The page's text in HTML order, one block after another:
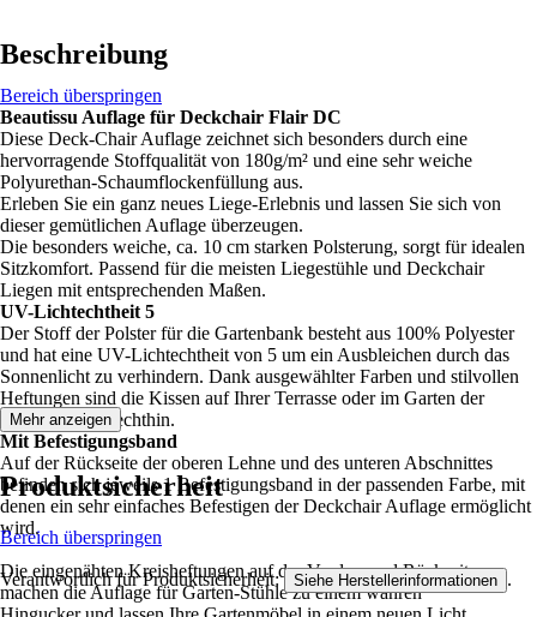
Beschreibung
Bereich überspringen
Beautissu Auflage für Deckchair Flair DC
Diese Deck-Chair Auflage zeichnet sich besonders durch eine
hervorragende Stoffqualität von 180g/m² und eine sehr weiche
Polyurethan-Schaumflockenfüllung aus.
Erleben Sie ein ganz neues Liege-Erlebnis und lassen Sie sich von
dieser gemütlichen Auflage überzeugen.
Die besonders weiche, ca. 10 cm starken Polsterung, sorgt für idealen
Sitzkomfort. Passend für die meisten Liegestühle und Deckchair
Liegen mit entsprechenden Maßen.
UV-Lichtechtheit 5
Der Stoff der Polster für die Gartenbank besteht aus 100% Polyester
und hat eine UV-Lichtechtheit von 5 um ein Ausbleichen durch das
Sonnenlicht zu verhindern. Dank ausgewählter Farben und stilvollen
Heftungen sind die Kissen auf Ihrer Terrasse oder im Garten der
Hingucker schlechthin.
Mit Befestigungsband
Auf der Rückseite der oberen Lehne und des unteren Abschnittes
befinden sich jeweils 1 Befestigungsband in der passenden Farbe, mit
denen ein sehr einfaches Befestigen der Deckchair Auflage ermöglicht
wird.
Die eingenähten Kreisheftungen auf der Vorder- und Rückseite
machen die Auflage für Garten-Stühle zu einem wahren
Mehr anzeigen
Produktsicherheit
Bereich überspringen
Verantwortlich für Produktsicherheit: Siehe Herstellerinformationen .